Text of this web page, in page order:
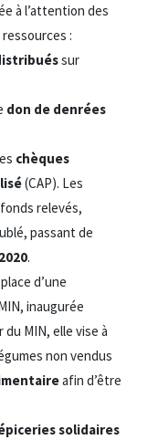
à l’attention des
:
sur
don de denrées
chèques
(CAP). Les
relevés,
passant de
.
d’une
inaugurée
MIN, elle vise à
non vendus
afin d’être
solidaires